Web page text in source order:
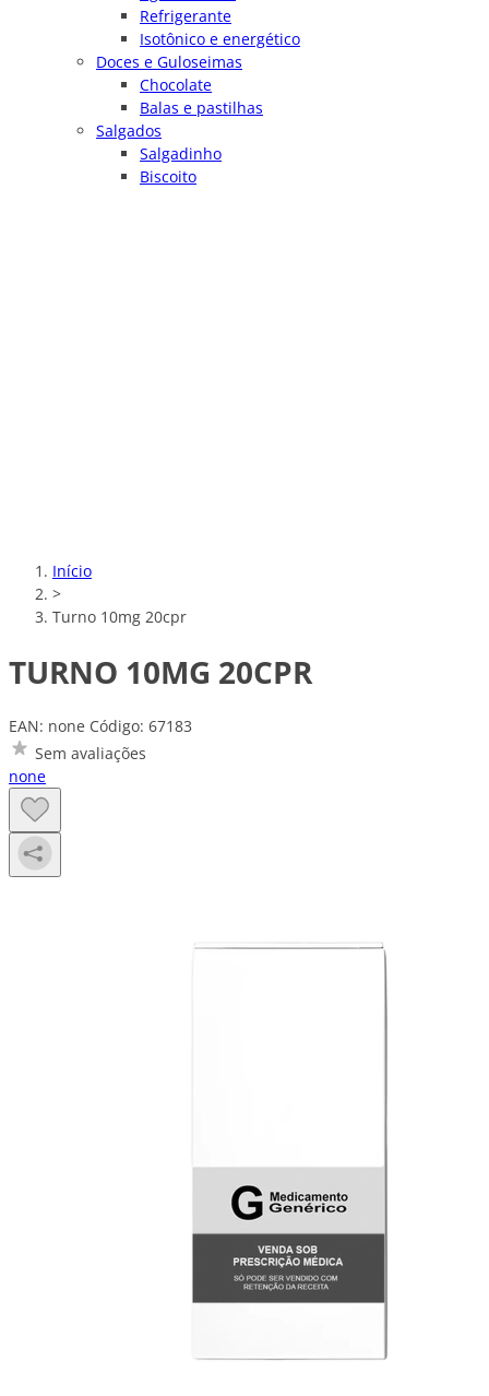
Refrigerante
Isotônico e energético
Doces e Guloseimas
Chocolate
Balas e pastilhas
Salgados
Salgadinho
Biscoito
Início
>
Turno 10mg 20cpr
TURNO 10MG 20CPR
EAN: none Código: 67183
Sem avaliações
none